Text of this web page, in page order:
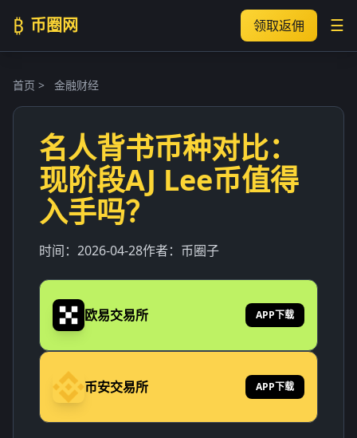
₿ 币圈网 领取返佣 ☰
首页 > 金融财经
名人背书币种对比：
现阶段AJ Lee币值得
入手吗？
时间： 2026-04-28作者： 币圈子
欧易交易所 APP下载
币安交易所 APP下载